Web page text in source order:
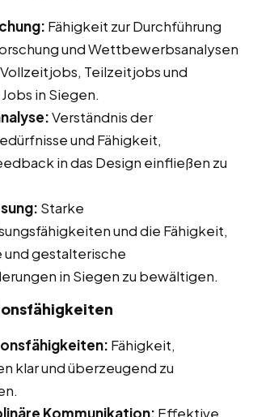
Fähigkeit zur Durchführung
und Wettbewerbsanalysen
Teilzeitjobs und
in Siegen.
Verständnis der
und Fähigkeit,
in das Design einfließen zu
Starke
und die Fähigkeit,
und gestalterische
in Siegen zu bewältigen.
Fähigkeit,
klar und überzeugend zu
Kommunikation: Effektive